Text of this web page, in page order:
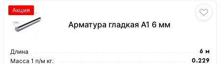
Арматура гладкая А1 6 мм
Акция
Длина 6 м
Масса 1 п/м кг. 0.229